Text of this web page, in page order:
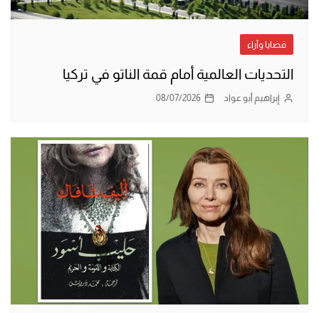
قضايا وآراء
التحديات العالمية أمام قمة الناتو في تركيا
إبراهيم أبو عواد 08/07/2026